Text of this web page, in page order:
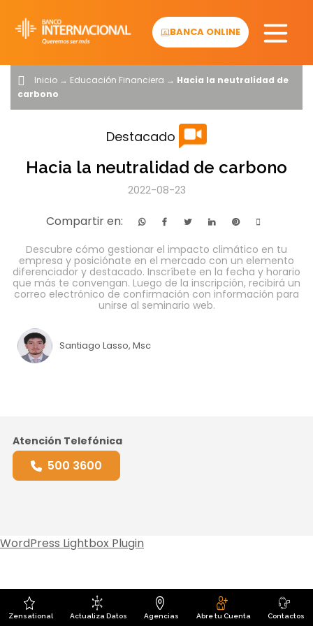
content
BANCA ONLINE
Inicio → Educación Financiera → Hacia la neutralidad de
carbono
Destacado
Hacia la neutralidad de carbono
2022-08-23
Compartir en:
Descubre cómo gestionar el impacto climático en tu
empresa y posiciónate en el mercado con un elemento
diferenciador y destacado. Inscríbete en la fecha y horario
que más te convengan. Luego de la inscripción, recibirá un
correo electrónico de confirmación con información para
unirse al seminario web.
Santiago Lasso, Msc
Atención Telefónica
500 3600
Zensational Actualiza Datos Agencias Abre tu Cuenta Contactos
WordPress Lightbox Plugin